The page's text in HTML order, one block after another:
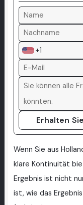
+1
Erhalten
Wenn Sie aus
klare Kontinuität
Ergebnis ist nicht
ist, wie das